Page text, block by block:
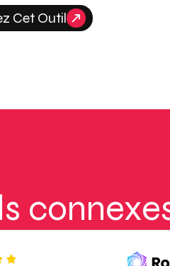
Cet Outil